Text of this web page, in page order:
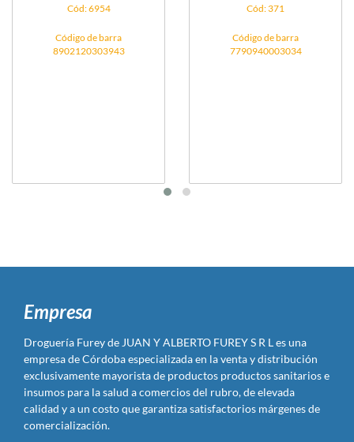
Cód: 6954
Código de barra
8902120303943
Cód: 371
Código de barra
7790940003034
Empresa
Droguería Furey de JUAN Y ALBERTO FUREY S R L es una
empresa de Córdoba especializada en la venta y distribución
exclusivamente mayorista de productos productos sanitarios e
insumos para la salud a comercios del rubro, de elevada
calidad y a un costo que garantiza satisfactorios márgenes de
comercialización.